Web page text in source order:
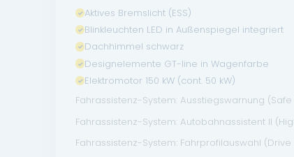
Aktives Bremslicht (ESS)
Blinkleuchten LED in Außenspiegel integriert
Dachhimmel schwarz
Designelemente GT-line in Wagenfarbe
Elektromotor 150 kW (cont. 50 kW)
Fahrassistenz-System: Ausstiegswarnung (Safe
Fahrassistenz-System: Autobahnassistent II
Fahrassistenz-System: Fahrprofilauswahl